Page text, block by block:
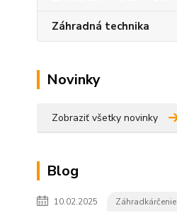
Záhradná technika
Novinky
Zobraziť všetky novinky
Blog
10.02.2025 Záhradkárčenie